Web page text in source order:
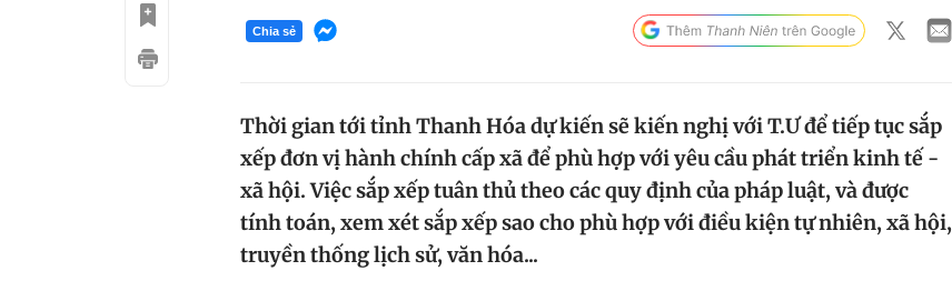
Chia sẻ
Thời gian tới tỉnh Thanh Hóa dự kiến sẽ kiến nghị với T.Ư để tiếp tục sắp
xếp đơn vị hành chính cấp xã để phù hợp với yêu cầu phát triển kinh tế -
xã hội. Việc sắp xếp tuân thủ theo các quy định của pháp luật, và được
tính toán, xem xét sắp xếp sao cho phù hợp với điều kiện tự nhiên, xã hội,
truyền thống lịch sử, văn hóa...